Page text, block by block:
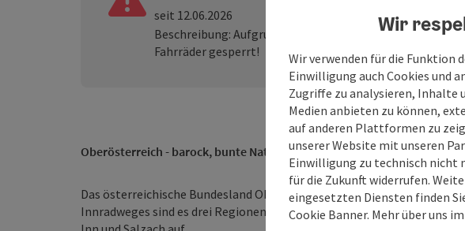
seit 12.06.2026
Beschreibung: Aufgrund von starkem Baustellenverkehr
Fahrräder gesperrt!
Oberösterreich - barock, bunte Naturschauspiele zwischen Donau, Inn
Das österreichische Bundesland Oberösterreich umfasst viele
Innradweges sind es drei Regionen. Sie alle grenzen an Bayern und
Wir
Wir verwenden für die Funktion
Einwilligung auch Cookies und
Zugriffe zu analysieren, Inhalte
Medien anbieten zu können,
auf anderen Plattformen zu
unserer Website mit unseren
Einwilligung zu technisch nicht
für die Zukunft widerrufen.
eingesetzten Diensten finden
Cookie Banner. Mehr über uns im